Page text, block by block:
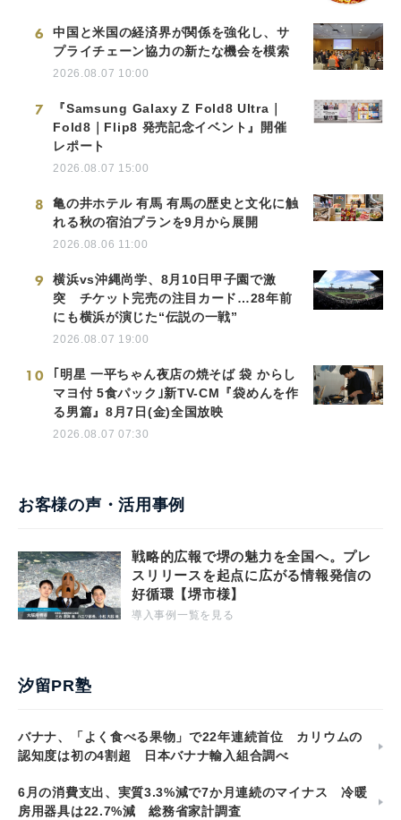
6
中国と米国の経済界が関係を強化し、サ
プライチェーン協力の新たな機会を模索
2026.08.07 10:00
7
『Samsung Galaxy Z Fold8 Ultra｜
Fold8｜Flip8 発売記念イベント』開催
レポート
2026.08.07 15:00
8
亀の井ホテル 有馬 有馬の歴史と文化に触
れる秋の宿泊プランを9月から展開
2026.08.06 11:00
9
横浜vs沖縄尚学、8月10日甲子園で激
突 チケット完売の注目カード…28年前
にも横浜が演じた“伝説の一戦”
2026.08.07 19:00
10
｢明星 一平ちゃん夜店の焼そば 袋 からし
マヨ付 5食パック｣新TV-CM『袋めんを作
る男篇』8月7日(金)全国放映
2026.08.07 07:30
お客様の声・活用事例
戦略的広報で堺の魅力を全国へ。プレ
スリリースを起点に広がる情報発信の
好循環【堺市様】
導入事例一覧を見る
汐留PR塾
バナナ、「よく食べる果物」で22年連続首位 カリウムの
認知度は初の4割超 日本バナナ輸入組合調べ
6月の消費支出、実質3.3%減で7か月連続のマイナス 冷暖
房用器具は22.7%減 総務省家計調査